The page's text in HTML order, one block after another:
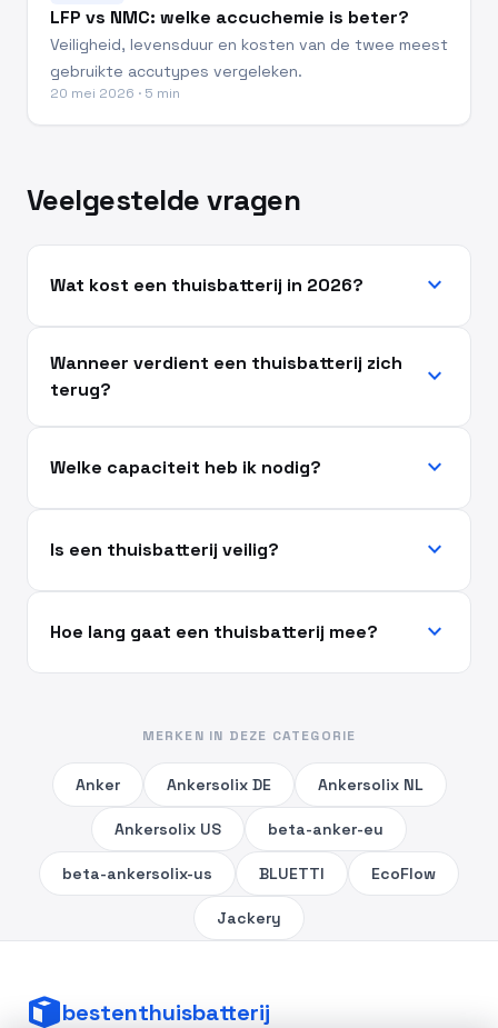
LFP vs NMC: welke accuchemie is beter?
Veiligheid, levensduur en kosten van de twee meest
gebruikte accutypes vergeleken.
20 mei 2026 · 5 min
Veelgestelde vragen
Wat kost een thuisbatterij in 2026? expand_more
Wanneer verdient een thuisbatterij zich
terug?
expand_more
Welke capaciteit heb ik nodig? expand_more
Is een thuisbatterij veilig? expand_more
Hoe lang gaat een thuisbatterij mee? expand_more
MERKEN IN DEZE CATEGORIE
Anker Ankersolix DE Ankersolix NL
Ankersolix US beta-anker-eu
beta-ankersolix-us BLUETTI EcoFlow
Jackery
bestenthuisbatterij